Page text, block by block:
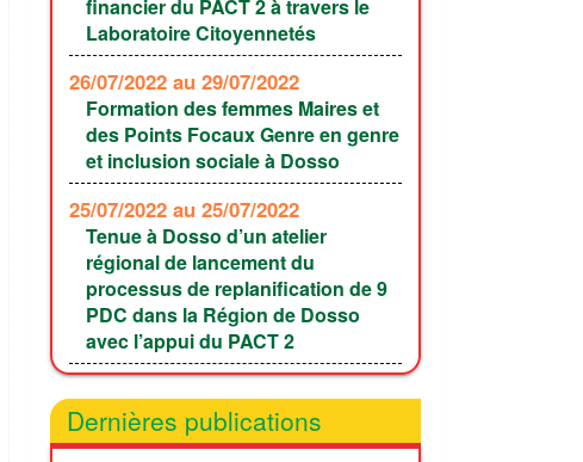
financier du PACT 2 à travers le
Laboratoire Citoyennetés
26/07/2022 au 29/07/2022
Formation des femmes Maires et
des Points Focaux Genre en genre
et inclusion sociale à Dosso
25/07/2022 au 25/07/2022
Tenue à Dosso d’un atelier
régional de lancement du
processus de replanification de 9
PDC dans la Région de Dosso
avec l’appui du PACT 2
Dernières publications